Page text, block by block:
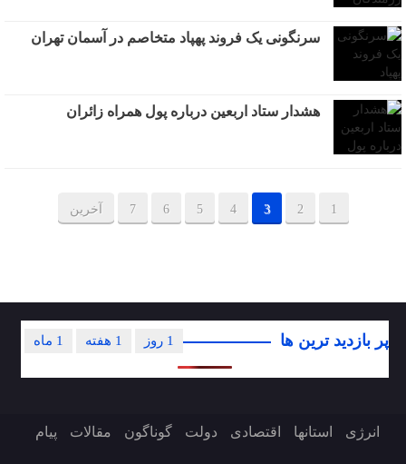
سرنگونی یک فروند پهپاد متخاصم در آسمان تهران
هشدار ستاد اربعین درباره پول همراه زائران
1
2
3
4
5
6
7 آخرین
پر بازدید ترین ها 1 ماه 1 هفته 1 روز
انرژی استانها اقتصادی دولت گوناگون مقالات پیام